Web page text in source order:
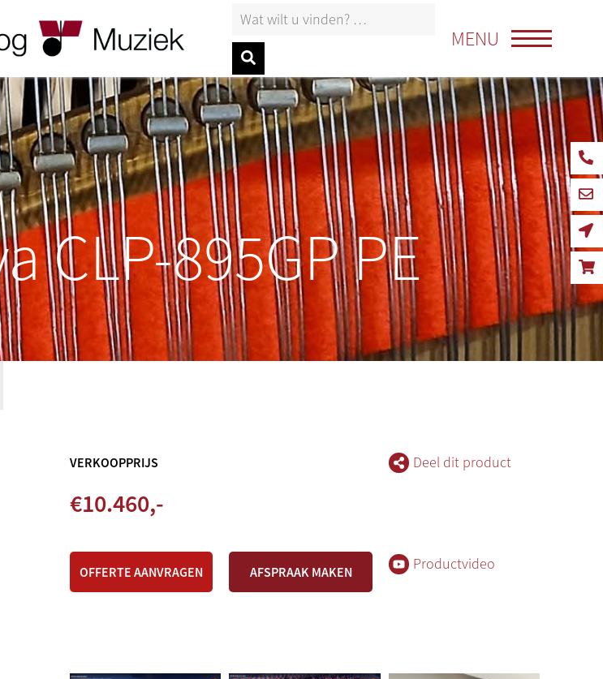
Zoeken naar:
MENU
CLP-895GP PE
VERKOOPPRIJS
€10.460,-
Deel dit product
OFFERTE AANVRAGEN AFSPRAAK MAKEN Productvideo